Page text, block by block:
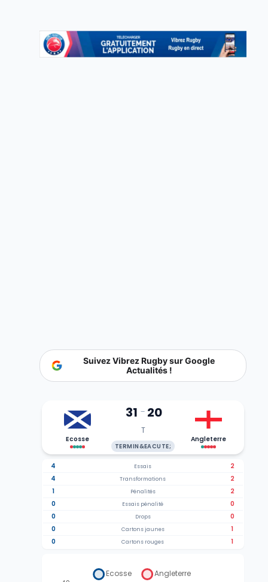
Suivez Vibrez Rugby sur Google
Actualités !
Ecosse
31 - 20
T
TERMIN&EACUTE;
Angleterre
4 Essais
2
4
Transformations
2
1
Pénalités
2
0
Essais pénalité
0
0
Drops
0
0
Cartons jaunes
1
0
Cartons rouges 1